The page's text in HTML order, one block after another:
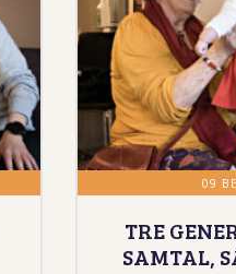
09
TRE
SAMTAL,